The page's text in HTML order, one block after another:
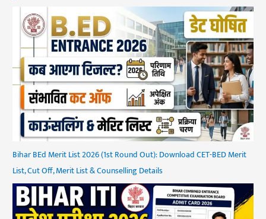
Bihar BEd Merit List 2026 (1st Round Out): Download CET-BED Merit
List, Cut Off, Merit List & Counselling Details